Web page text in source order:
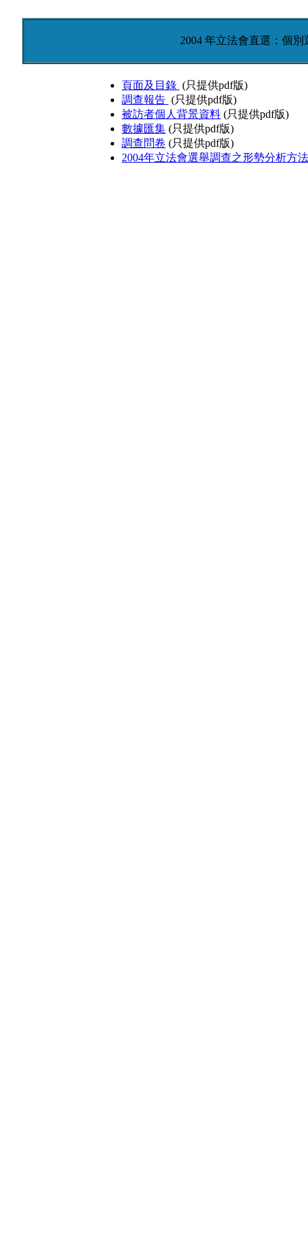
2004 年立法會直選：個
頁面及目錄 (只提供pdf版)
調查報告 (只提供pdf版)
被訪者個人背景資料 (只提供pdf版)
數據匯集 (只提供pdf版)
調查問卷 (只提供pdf版)
2004年立法會選舉調查之形勢分析方